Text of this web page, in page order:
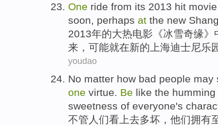
One ride from its 2013 hit movie
soon
perhaps at the new
2013年的大热电影 《冰雪奇缘》
来， 可能就在新的 上海迪士尼乐
youdao
No matter how bad people may
one virtue. Be like the humming
sweetness of everyone's
不管 人们看上去多坏 ， 他们拥有